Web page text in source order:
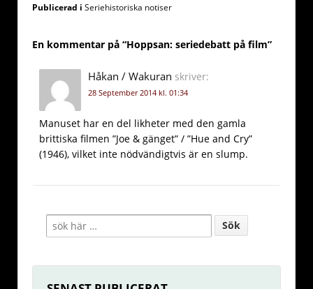
Publicerad i Seriehistoriska notiser
En kommentar på “Hoppsan: seriedebatt på film”
Håkan / Wakuran skriver:
28 September 2014 kl. 01:34
Manuset har en del likheter med den gamla
brittiska filmen ”Joe & gänget” / ”Hue and Cry”
(1946), vilket inte nödvändigtvis är en slump.